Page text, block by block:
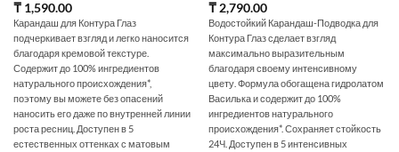
₸1,590.00
Карандаш для Контура Глаз
подчеркивает взгляд и легко наносится
благодаря кремовой текстуре.
Содержит до 100% ингредиентов
натурального происхождения*,
поэтому вы можете без опасений
наносить его даже по внутренней линии
роста ресниц. Доступен в 5
естественных оттенках с матовым
₸2,790.00
Водостойкий Карандаш-Подводка для
Контура Глаз сделает взгляд
максимально выразительным
благодаря своему интенсивному
цвету. Формула обогащена гидролатом
Василька и содержит до 100%
ингредиентов натурального
происхождения*. Сохраняет стойкость
24Ч. Доступен в 5 интенсивных